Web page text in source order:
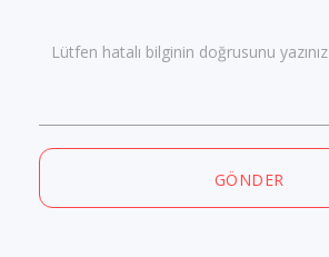
Lütfen hatalı bilginin doğrusunu yazınız
GÖNDER